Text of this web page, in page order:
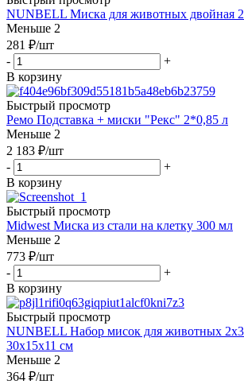
NUNBELL Миска для животных двойная
Меньше 2
281 ₽/шт
-
+
В корзину
Быстрый просмотр
Ремо Подставка + миски "Рекс" 2*0,85 л
Меньше 2
2 183 ₽/шт
-
+
В корзину
Быстрый просмотр
Midwest Миска из стали на клетку 300 мл
Меньше 2
773 ₽/шт
-
+
В корзину
Быстрый просмотр
NUNBELL Набор мисок для животных
30х15х11 см
Меньше 2
364 ₽/шт